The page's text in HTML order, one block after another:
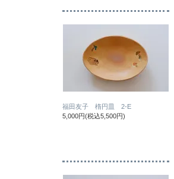
福田友子 楕円皿 2-E
5,000円(税込5,500円)